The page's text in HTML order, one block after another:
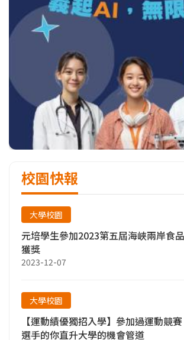
校園快報
大學校園
元培學生參加2023第五屆海峽兩岸食
獲獎
2023-12-07
大學校園
【運動績優獨招入學】參加過運動競
選手的你直升大學的機會管道